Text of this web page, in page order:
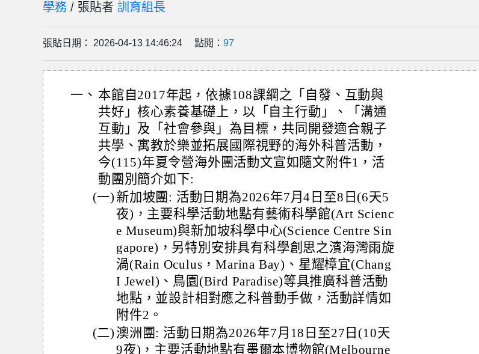
學務 / 張貼者 訓育組長
張貼日期： 2026-04-13 14:46:24 點閱： 97
一、 本館自2017年起，依據108課綱之「自發、互動與
共好」核心素養基礎上，以「自主行動」、「溝通
互動」及「社會參與」為目標，共同開發適合親子
共學、寓教於樂並拓展國際視野的海外科普活動，
今(115)年夏令營海外團活動文宣如隨文附件1，活
動團別簡介如下:
(一) 新加坡團: 活動日期為2026年7月4日至8日(6天5
夜)，主要科學活動地點有藝術科學館(Art Scienc
e Museum)與新加坡科學中心(Science Centre Sin
gapore)，另特別安排具有科學創思之濱海灣雨旋
渦(Rain Oculus，Marina Bay)、星耀樟宜(Chang
I Jewel)、鳥園(Bird Paradise)等具推廣科普活動
地點，並設計相對應之科普動手做，活動詳情如
附件2。
(二) 澳洲團: 活動日期為2026年7月18日至27日(10天
9夜)，主要活動地點有墨爾本博物館(Melbourne